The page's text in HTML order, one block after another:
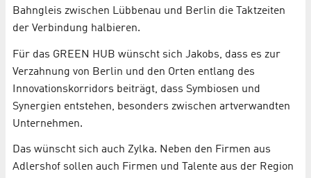
Bahngleis zwischen Lübbenau und Berlin die Taktzeiten
der Verbindung halbieren.
Für das GREEN HUB wünscht sich Jakobs, dass es zur
Verzahnung von Berlin und den Orten entlang des
Innovationskorridors beiträgt, dass Symbiosen und
Synergien entstehen, besonders zwischen artverwandten
Unternehmen.
Das wünscht sich auch Zylka. Neben den Firmen aus
Adlershof sollen auch Firmen und Talente aus der Region